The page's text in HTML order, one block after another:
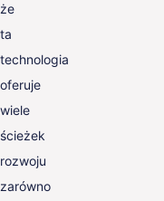
że
ta
technologia
oferuje
wiele
ścieżek
rozwoju
zarówno